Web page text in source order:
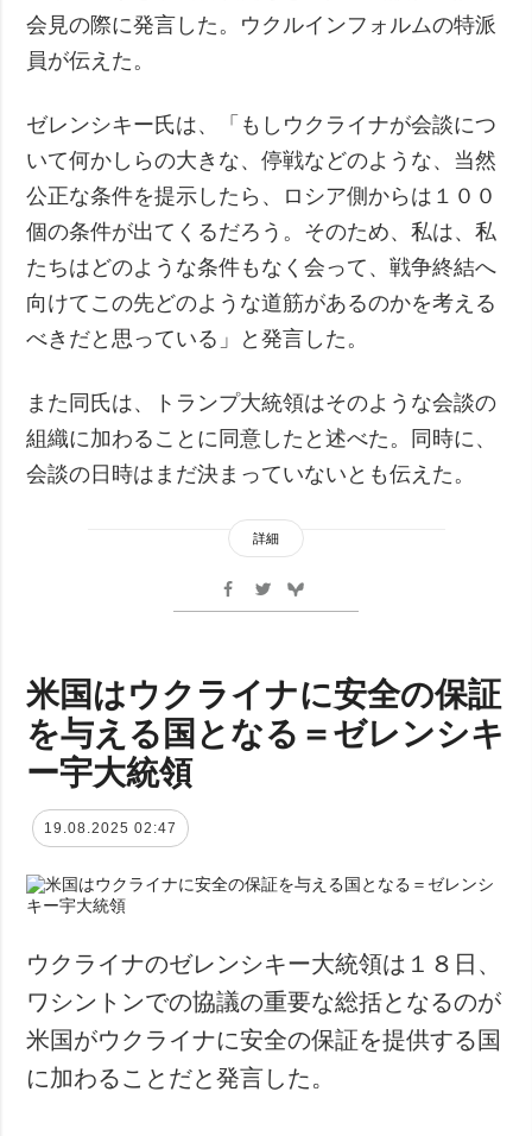
会見の際に発言した。ウクルインフォルムの特派
員が伝えた。
ゼレンシキー氏は、「もしウクライナが会談につ
いて何かしらの大きな、停戦などのような、当然
公正な条件を提示したら、ロシア側からは１００
個の条件が出てくるだろう。そのため、私は、私
たちはどのような条件もなく会って、戦争終結へ
向けてこの先どのような道筋があるのかを考える
べきだと思っている」と発言した。
また同氏は、トランプ大統領はそのような会談の
組織に加わることに同意したと述べた。同時に、
会談の日時はまだ決まっていないとも伝えた。
詳細
米国はウクライナに安全の保証
を与える国となる＝ゼレンシキ
ー宇大統領
19.08.2025 02:47
ウクライナのゼレンシキー大統領は１８日、
ワシントンでの協議の重要な総括となるのが
米国がウクライナに安全の保証を提供する国
に加わることだと発言した。